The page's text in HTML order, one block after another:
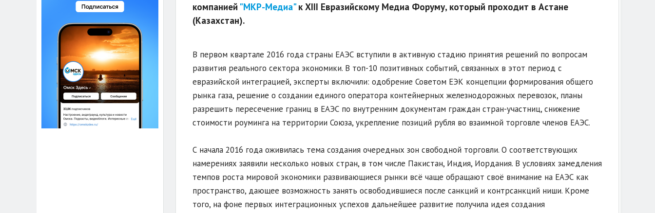
компанией "МКР-Медиа"к XIII Евразийскому Медиа Форуму, который проходит в Астане
(Казахстан).
В первом квартале 2016 года страны ЕАЭС вступили в активную стадию принятия решений по вопросам
развития реального сектора экономики. В топ-10 позитивных событий, связанных в этот период с
евразийской интеграцией, эксперты включили: одобрение Советом ЕЭК концепции формирования общего
рынка газа, решение о создании единого оператора контейнерных железнодорожных перевозок, планы
разрешить пересечение границ в ЕАЭС по внутренним документам граждан стран-участниц, снижение
стоимости роуминга на территории Союза, укрепление позиций рубля во взаимной торговле членов ЕАЭС.
С начала 2016 года оживилась тема создания очередных зон свободной торговли. О соответствующих
намерениях заявили несколько новых стран, в том числе Пакистан, Индия, Иордания. В условиях замедления
темпов роста мировой экономики развивающиеся рынки всё чаще обращают своё внимание на ЕАЭС как
пространство, дающее возможность занять освободившиеся после санкций и контрсанкций ниши. Кроме
того, на фоне первых интеграционных успехов дальнейшее развитие получила идея создания